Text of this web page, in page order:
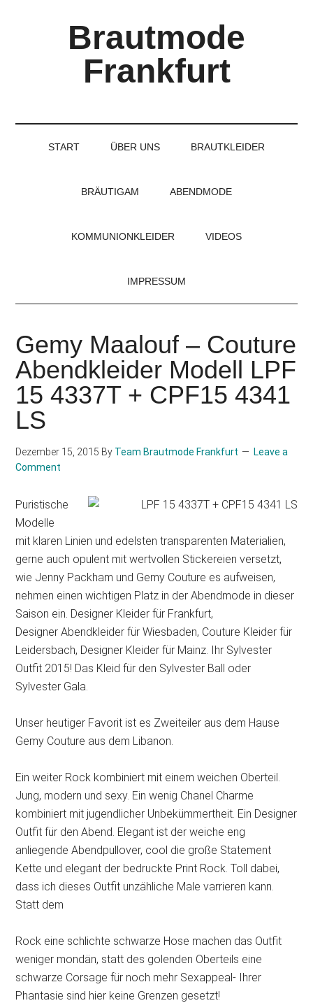
Brautmode
Frankfurt
START ÜBER UNS BRAUTKLEIDER
BRÄUTIGAM ABENDMODE
KOMMUNIONKLEIDER VIDEOS
IMPRESSUM
Gemy Maalouf – Couture
Abendkleider Modell LPF
15 4337T + CPF15 4341
LS
Dezember 15, 2015 By Team Brautmode Frankfurt
Leave a
Comment
Puristische
Modelle
mit klaren Linien und edelsten transparenten Materialien,
gerne auch opulent mit wertvollen Stickereien versetzt,
wie Jenny Packham und Gemy Couture es aufweisen,
nehmen einen wichtigen Platz in der Abendmode in dieser
Saison ein. Designer Kleider für Frankfurt,
Designer Abendkleider für Wiesbaden, Couture Kleider für
Leidersbach, Designer Kleider für Mainz. Ihr Sylvester
Outfit 2015! Das Kleid für den Sylvester Ball oder
Sylvester Gala.
Unser heutiger Favorit ist es Zweiteiler aus dem Hause
Gemy Couture aus dem Libanon.
Ein weiter Rock kombiniert mit einem weichen Oberteil.
Jung, modern und sexy. Ein wenig Chanel Charme
kombiniert mit jugendlicher Unbekümmertheit. Ein Designer
Outfit für den Abend. Elegant ist der weiche eng
anliegende Abendpullover, cool die große Statement
Kette und elegant der bedruckte Print Rock. Toll dabei,
dass ich dieses Outfit unzähliche Male varrieren kann.
Statt dem
Rock eine schlichte schwarze Hose machen das Outfit
weniger mondän, statt des golenden Oberteils eine
schwarze Corsage für noch mehr Sexappeal- Ihrer
Phantasie sind hier keine Grenzen gesetzt!